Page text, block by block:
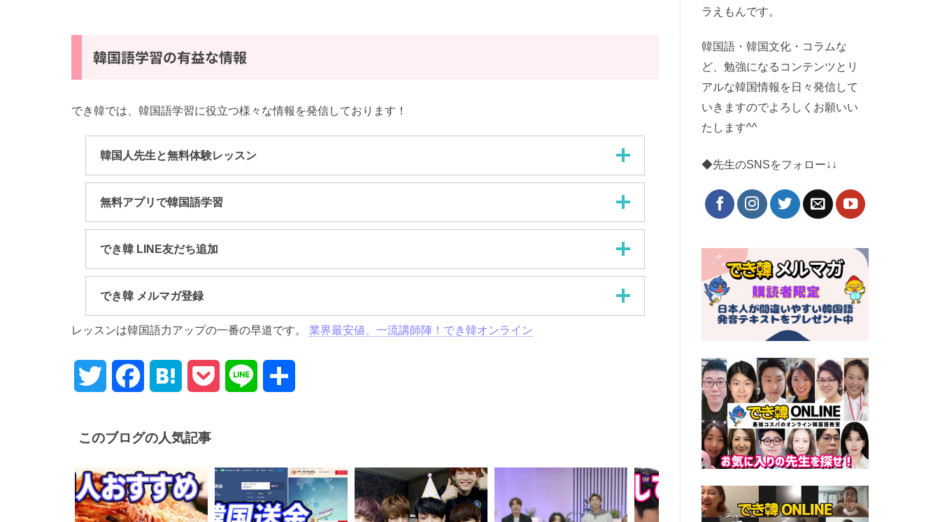
韓国語学習の有益な情報
でき韓では、韓国語学習に役立つ様々な情報を発信しております！
韓国人先生と無料体験レッスン
無料アプリで韓国語学習
でき韓 LINE友だち追加
でき韓 メルマガ登録
レッスンは韓国語力アップの一番の早道です。 業界最安値、一流講師陣！でき韓オンライン
Twitter FacebookHatena Pocket Line
このブログの人気記事
ラえもんです。
韓国語・韓国文化・コラムな
ど、勉強になるコンテンツとリ
アルな韓国情報を日々発信して
いきますのでよろしくお願いい
たします^^
◆先生のSNSをフォロー↓↓